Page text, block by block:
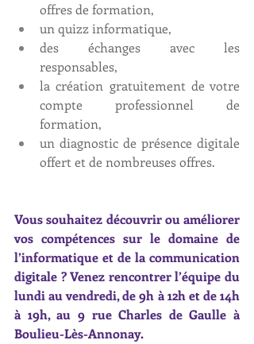
offres de formation,
un quizz informatique,
des échanges avec les
responsables,
la création gratuitement de votre
compte professionnel de
formation,
un diagnostic de présence digitale
offert et de nombreuses offres.
Vous souhaitez découvrir ou améliorer
vos compétences sur le domaine de
l’informatique et de la communication
digitale ? Venez rencontrer l’équipe du
lundi au vendredi, de 9h à 12h et de 14h
à 19h, au 9 rue Charles de Gaulle à
Boulieu-Lès-Annonay.